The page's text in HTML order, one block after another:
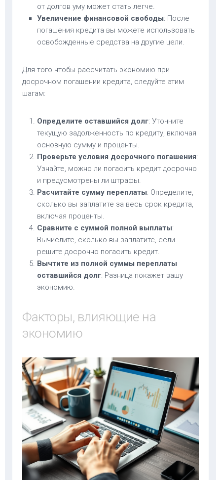
от долгов уму может стать легче.
Увеличение финансовой свободы: После
погашения кредита вы можете использовать
освобожденные средства на другие цели.
Для того чтобы рассчитать экономию при
досрочном погашении кредита, следуйте этим
шагам:
Определите оставшийся долг: Уточните
текущую задолженность по кредиту, включая
основную сумму и проценты.
Проверьте условия досрочного погашения:
Узнайте, можно ли погасить кредит досрочно
и предусмотрены ли штрафы.
Расчитайте сумму переплаты: Определите,
сколько вы заплатите за весь срок кредита,
включая проценты.
Сравните с суммой полной выплаты:
Вычислите, сколько вы заплатите, если
решите досрочно погасить кредит.
Вычтите из полной суммы переплаты
оставшийся долг: Разница покажет вашу
экономию.
Факторы, влияющие на
экономию